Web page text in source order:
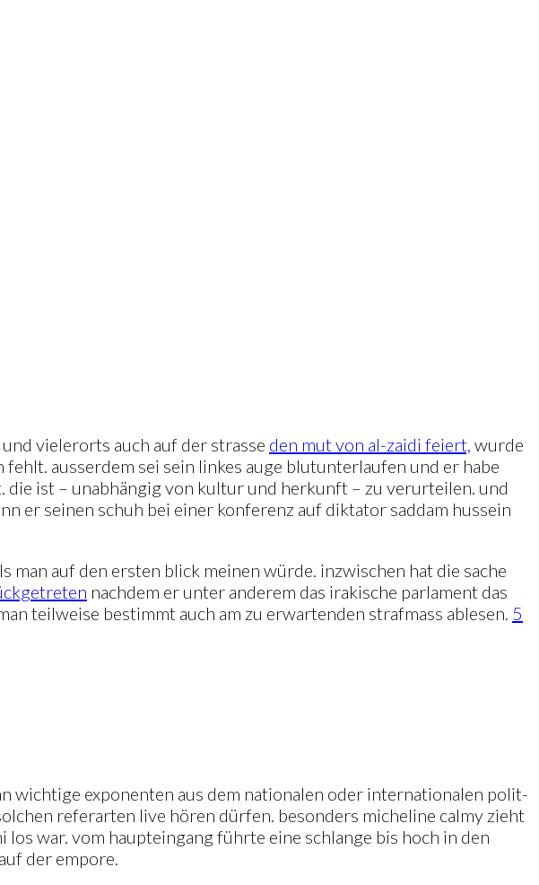
vielerorts auch auf der strasse den mut von al-zaidi feiert, wurde
ausserdem sei sein linkes auge blutunterlaufen und er habe
ist – unabhängig von kultur und herkunft – zu verurteilen. und
er seinen schuh bei einer konferenz auf diktator saddam hussein
man auf den ersten blick meinen würde. inzwischen hat die sache
nachdem er unter anderem das irakische parlament das
teilweise bestimmt auch am zu erwartenden strafmass ablesen. 5
wichtige exponenten aus dem nationalen oder internationalen polit-
referarten live hören dürfen. besonders micheline calmy zieht
war. vom haupteingang führte eine schlange bis hoch in den
der empore.